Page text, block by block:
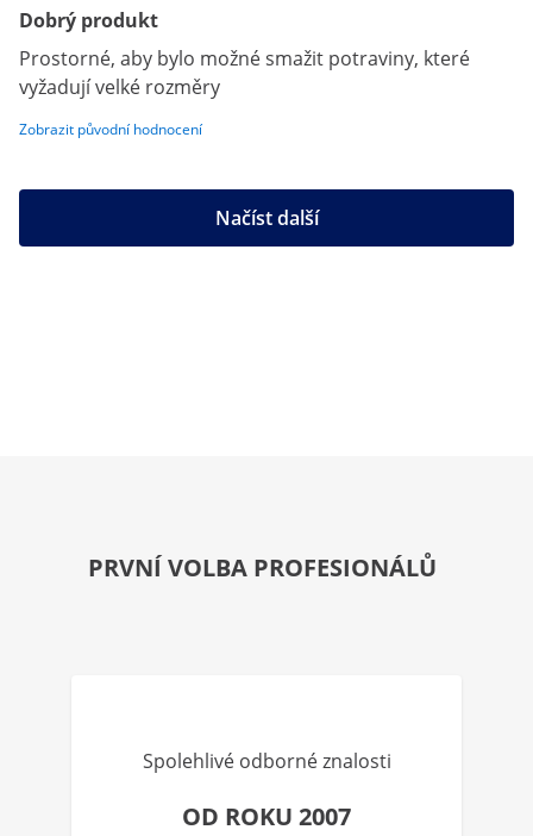
Dobrý produkt
Prostorné, aby bylo možné smažit potraviny, které
vyžadují velké rozměry
Zobrazit původní hodnocení
Načíst další
PRVNÍ VOLBA PROFESIONÁLŮ
Spolehlivé odborné znalosti
OD ROKU 2007